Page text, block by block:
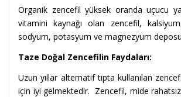
Organik zencefil yüksek oranda uçucu
vitamini kaynağı olan zencefil,
sodyum, potasyum ve magnezyum
Taze Doğal Zencefilin Faydaları:
Uzun yıllar alternatif tıpta kullanılan
için iyi gelmektedir. Zencefil, mide